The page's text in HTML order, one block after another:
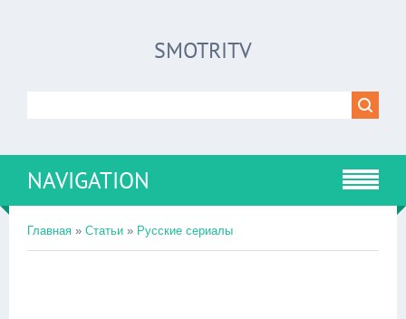
SMOTRITV
NAVIGATION
Главная » Статьи » Русские сериалы